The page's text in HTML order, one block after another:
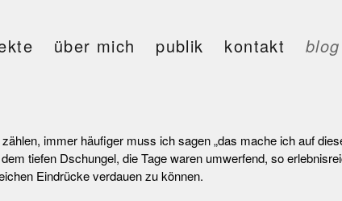
über mich publik kontakt blog
immer häufiger muss ich sagen „das mache ich auf
tiefen Dschungel, die Tage waren umwerfend, so
Eindrücke verdauen zu können.